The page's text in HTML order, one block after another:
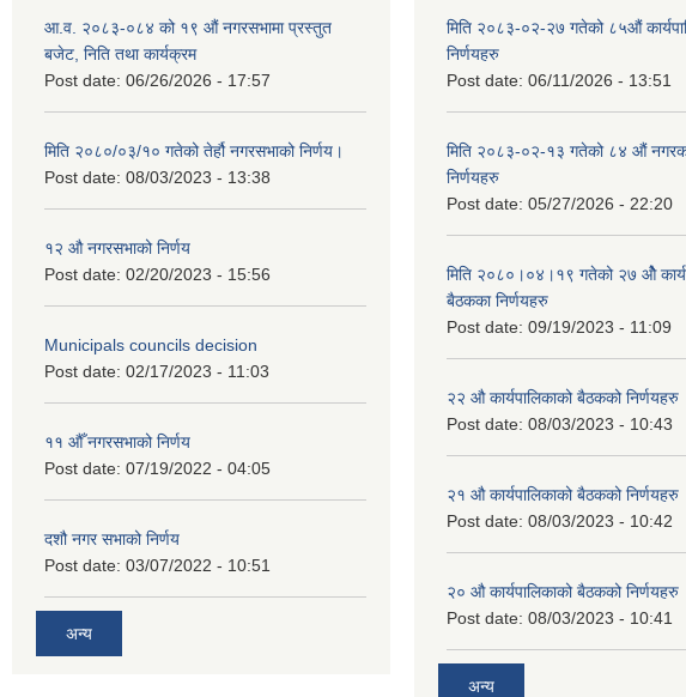
आ.व. २०८३-०८४ को १९ औं नगरसभामा प्रस्तुत
बजेट, निति तथा कार्यक्रम
Post date: 06/26/2026 - 17:57
मिति २०८०/०३/१० गतेको तेर्हौ नगरसभाको निर्णय।
Post date: 08/03/2023 - 13:38
१२ औ नगरसभाको निर्णय
Post date: 02/20/2023 - 15:56
Municipals councils decision
Post date: 02/17/2023 - 11:03
११ ‌औँ नगरसभाको निर्णय
Post date: 07/19/2022 - 04:05
दशौ नगर सभाको निर्णय
Post date: 03/07/2022 - 10:51
अन्य
मिति २०८३-०२-२७ गतेको ८५औं
निर्णयहरु
Post date: 06/11/2026 - 13:51
मिति २०८३-०२-१३ गतेको ८४ औं
निर्णयहरु
Post date: 05/27/2026 - 22:20
मिति २०८०।०४।१९ गतेको २७ ‌‍‌ओेै
बैठकका निर्णयहरु
Post date: 09/19/2023 - 11:09
२‍२ औ कार्यपालिकाको बैठकको निर्णयहरु
Post date: 08/03/2023 - 10:43
२‍१ औ कार्यपालिकाको बैठकको निर्णयहरु
Post date: 08/03/2023 - 10:42
२‍० औ कार्यपालिकाको बैठकको निर्णयहरु
Post date: 08/03/2023 - 10:41
अन्य